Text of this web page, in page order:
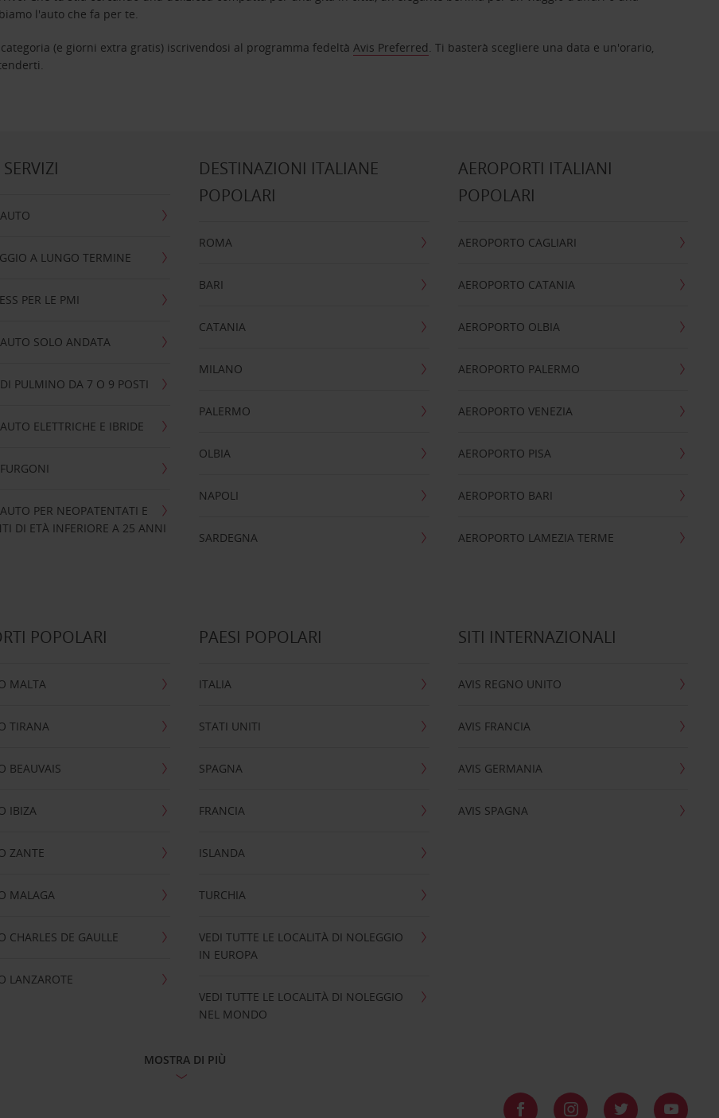
l'auto che fa per te.
(e giorni extra gratis) iscrivendosi al programma fedeltàAvis Preferred. Ti basterà scegliere una data e un'orario,
ad attenderti.
A LUNGO TERMINE
PER LE PMI
SOLO ANDATA
PULMINO DA 7 O 9 POSTI
ELETTRICHE E IBRIDE
PER NEOPATENTATI E
DI ETÀ INFERIORE A 25 ANNI
DESTINAZIONI ITALIANE
POPOLARI
ROMA
BARI
CATANIA
MILANO
PALERMO
OLBIA
NAPOLI
SARDEGNA
AEROPORTI ITALIANI
POPOLARI
AEROPORTO CAGLIARI
AEROPORTO CATANIA
AEROPORTO OLBIA
AEROPORTO PALERMO
AEROPORTO VENEZIA
AEROPORTO PISA
AEROPORTO BARI
AEROPORTO LAMEZIA TERME
POPOLARI
MALTA
TIRANA
BEAUVAIS
IBIZA
ZANTE
MALAGA
CHARLES DE GAULLE
LANZAROTE
PAESI POPOLARI
ITALIA
STATI UNITI
SPAGNA
FRANCIA
ISLANDA
TURCHIA
VEDI TUTTE LE LOCALITÀ DI NOLEGGIO
IN EUROPA
VEDI TUTTE LE LOCALITÀ DI NOLEGGIO
NEL MONDO
SITI INTERNAZIONALI
AVIS REGNO UNITO
AVIS FRANCIA
AVIS GERMANIA
AVIS SPAGNA
MOSTRA DI PIÙ